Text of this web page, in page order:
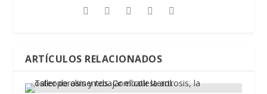
ARTÍCULOS RELACIONADOS